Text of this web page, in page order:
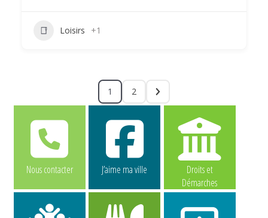
Loisirs +1
1 2
Nous contacter J’aime ma ville
Droits et
Démarches